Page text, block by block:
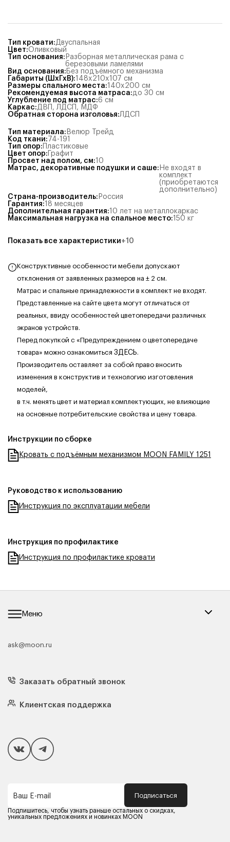
Тип кровати:Двуспальная
Цвет:Оливковый
Тип основания: Разборная металлическая рама с
березовыми ламелями
Вид основания: Без подъёмного механизма
Габариты (ШхГхВ):148x210x107 см
Размеры спального места:140x200 см
Рекомендуемая высота матраса:до 30 см
Углубление под матрас:6 см
Каркас:ДВП , ЛДСП , МДФ
Обратная сторона изголовья:ЛДСП
Тип материала: Велюр Трейд
Код ткани: 74-191
Тип опор: Пластиковые
Цвет опор: Графит
Просвет над полом, см:10
Матрас, декоративные подушки и саше: Не входят в
комплект
(приобретаются
дополнительно)
Страна-производитель: Россия
Гарантия:18 месяцев
Дополнительная гарантия:10 лет на металлокаркас
Максимальная нагрузка на спальное место:150 кг
Показать все характеристики+10
Конструктивные особенности мебели допускают
отклонения от заявленных размеров на ± 2 см.
Матрас и спальные принадлежности в комплект не входят.
Представленные на сайте цвета могут отличаться от
реальных, ввиду особенностей цветопередачи различных
экранов устройств.
Перед покупкой с «Предупреждением о цветопередаче
товара» можно ознакомиться ЗДЕСЬ.
Производитель оставляет за собой право вносить
изменения в конструктив и технологию изготовления
моделей,
в т.ч. менять цвет и материал комплектующих, не влияющие
на основные потребительские свойства и цену товара.
Инструкции по сборке
Кровать с подъёмным механизмом MOON FAMILY 1251
Руководство к использованию
Инструкция по эксплуатации мебели
Инструкция по профилактике
Инструкция по профилактике кровати
Меню
Каталог мебели
Кресла
Матрасы
Подушки
Чехлы и наматрасники
Покупателям
Способы оплаты
Компания MOON
Оферта
Политика конфиденциальности
ask@moon.ru
Заказать обратный звонок
Клиентская поддержка
Ваш E-mail Подписаться
Подпишитесь, чтобы узнать раньше остальных о скидках,
уникальных предложениях и новинках MOON